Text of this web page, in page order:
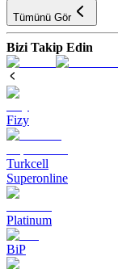
Tümünü Gör
Bizi Takip Edin
Fizy
Turkcell
Superonline
Platinum
BiP